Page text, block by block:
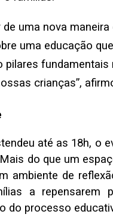
uma nova
uma educação
pilares
crianças”,
até as 18h, o
do que um
ambiente de
a repensarem
do processo